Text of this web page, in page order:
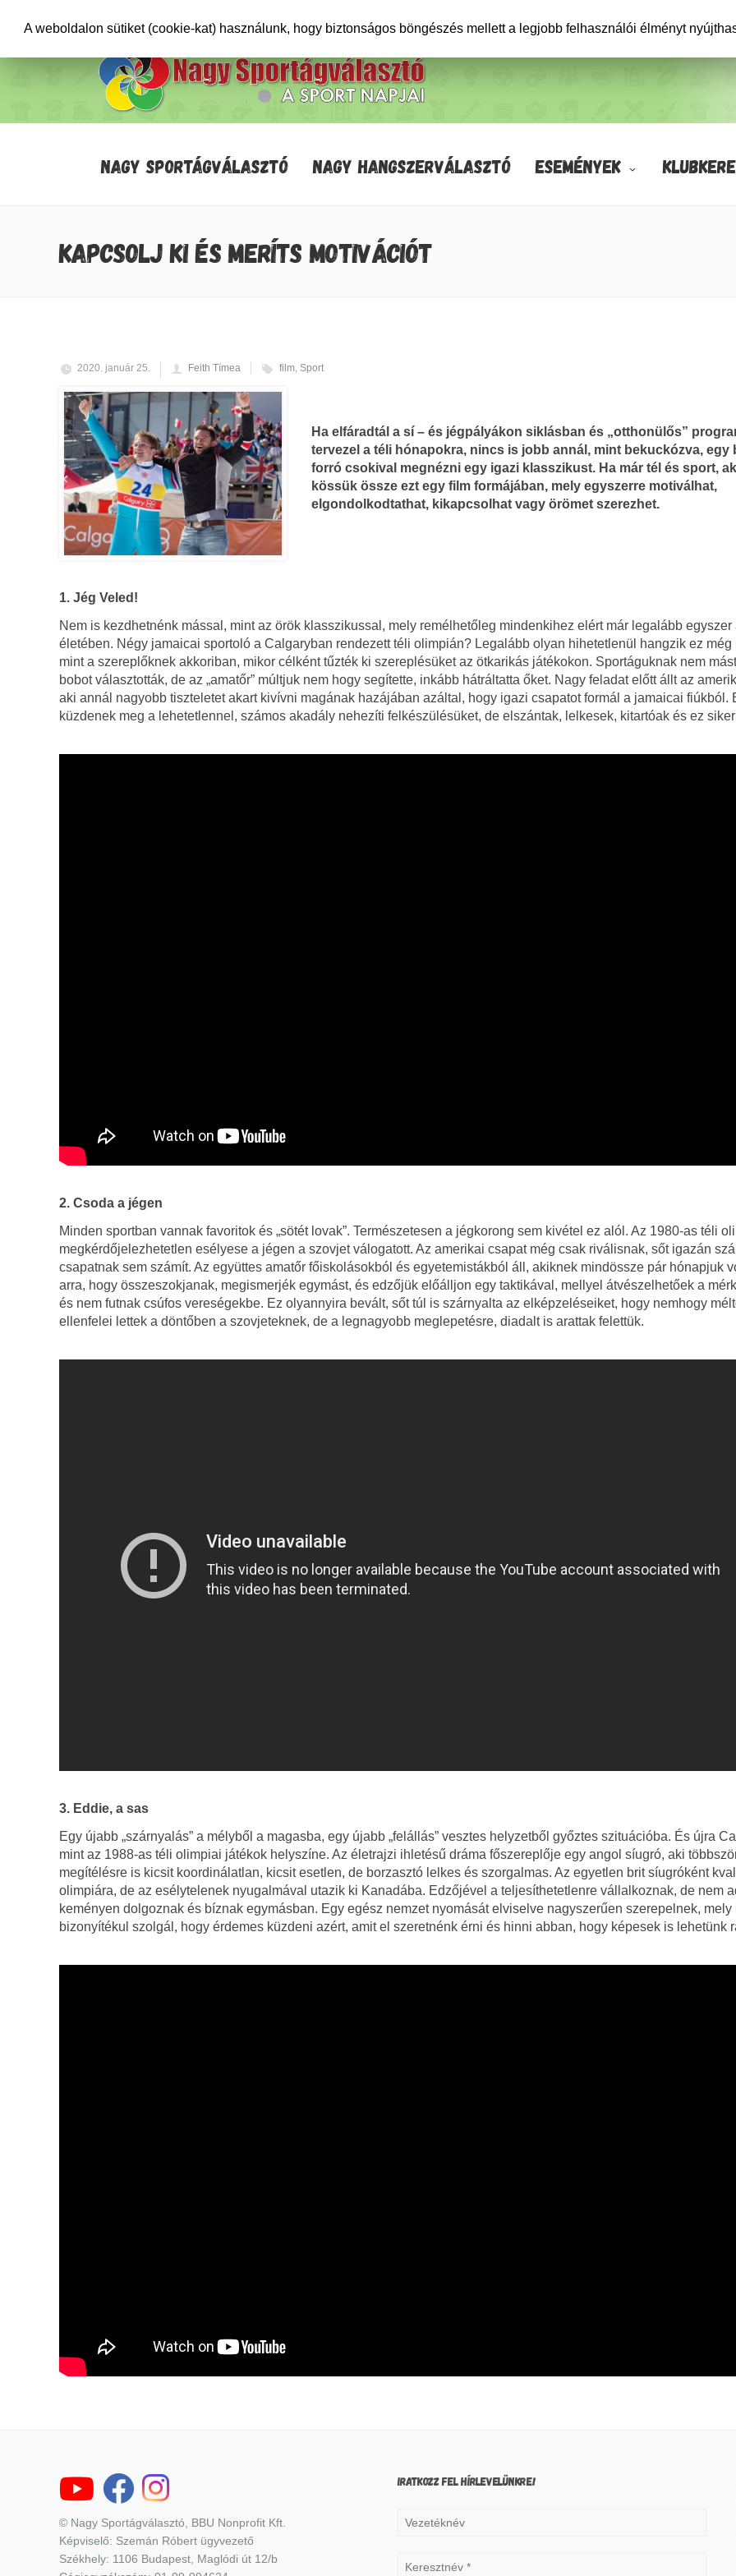
NAGY SPORTÁGVÁLASZTÓ NAGY HANGSZERVÁLASZTÓ ESEMÉNYEK
KAPCSOLJ KI ÉS MERÍTS MOTIVÁCIÓT
2020. január 25. Feith Tímea film, Sport
Ha elfáradtál a sí – és jégpályákon siklásban és „otthonülős”
tervezel a téli hónapokra, nincs is jobb annál, mint bekuckózva, egy
forró csokival megnézni egy igazi klasszikust. Ha már tél és sport,
kössük össze ezt egy film formájában, mely egyszerre motiválhat,
elgondolkodtathat, kikapcsolhat vagy örömet szerezhet.
1. Jég Veled!
Nem is kezdhetnénk mással, mint az örök klasszikussal, mely remélhetőleg mindenkihez elért már legalább egyszer
életében. Négy jamaicai sportoló a Calgaryban rendezett téli olimpián? Legalább olyan hihetetlenül hangzik ez még
mint a szereplőknek akkoriban, mikor célként tűzték ki szereplésüket az ötkarikás játékokon. Sportáguknak nem
bobot választották, de az „amatőr” múltjuk nem hogy segítette, inkább hátráltatta őket. Nagy feladat előtt állt az
aki annál nagyobb tiszteletet akart kivívni magának hazájában azáltal, hogy igazi csapatot formál a jamaicai fiúkból.
küzdenek meg a lehetetlennel, számos akadály nehezíti felkészülésüket, de elszántak, lelkesek, kitartóak és ez
2. Csoda a jégen
Minden sportban vannak favoritok és „sötét lovak”. Természetesen a jégkorong sem kivétel ez alól. Az 1980-as téli
megkérdőjelezhetetlen esélyese a jégen a szovjet válogatott. Az amerikai csapat még csak riválisnak, sőt igazán
csapatnak sem számít. Az együttes amatőr főiskolásokból és egyetemistákból áll, akiknek mindössze pár hónapjuk
arra, hogy összeszokjanak, megismerjék egymást, és edzőjük előálljon egy taktikával, mellyel átvészelhetőek a
és nem futnak csúfos vereségekbe. Ez olyannyira bevált, sőt túl is szárnyalta az elképzeléseiket, hogy nemhogy
ellenfelei lettek a döntőben a szovjeteknek, de a legnagyobb meglepetésre, diadalt is arattak felettük.
3. Eddie, a sas
Egy újabb „szárnyalás” a mélyből a magasba, egy újabb „felállás” vesztes helyzetből győztes szituációba. És újra
mint az 1988-as téli olimpiai játékok helyszíne. Az életrajzi ihletésű dráma főszereplője egy angol síugró, aki
megítélésre is kicsit koordinálatlan, kicsit esetlen, de borzasztó lelkes és szorgalmas. Az egyetlen brit síugróként
olimpiára, de az esélytelenek nyugalmával utazik ki Kanadába. Edzőjével a teljesíthetetlenre vállalkoznak, de nem
keményen dolgoznak és bíznak egymásban. Egy egész nemzet nyomását elviselve nagyszerűen szerepelnek, mely
bizonyítékul szolgál, hogy érdemes küzdeni azért, amit el szeretnénk érni és hinni abban, hogy képesek is lehetünk
© Nagy Sportágválasztó, BBU Nonprofit Kft.
Képviselő: Szemán Róbert ügyvezető
Székhely: 1106 Budapest, Maglódi út 12/b
IRATKOZZ FEL HÍRLEVELÜNKRE!
A weboldalon sütiket (cookie-kat) használunk, hogy biztonságos böngészés mellett a legjobb felhasználói élményt